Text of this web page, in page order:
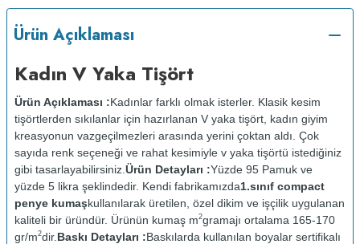
Ürün Açıklaması
Kadın V Yaka Tişört
Ürün Açıklaması :Kadınlar farklı olmak isterler. Klasik kesim
tişörtlerden sıkılanlar için hazırlanan V yaka tişört, kadın giyim
kreasyonun vazgeçilmezleri arasında yerini çoktan aldı. Çok
sayıda renk seçeneği ve rahat kesimiyle v yaka tişörtü istediğiniz
gibi tasarlayabilirsiniz. Ürün Detayları :Yüzde 95 Pamuk ve
yüzde 5 likra şeklindedir. Kendi fabrikamızda1.sınıf compact
penye kumaşkullanılarak üretilen, özel dikim ve işçilik uygulanan
kaliteli bir üründür. Ürünün kumaş m2gramajı ortalama 165-170
gr/m2dir. Baskı Detayları :Baskılarda kullanılan boyalar sertifikalı